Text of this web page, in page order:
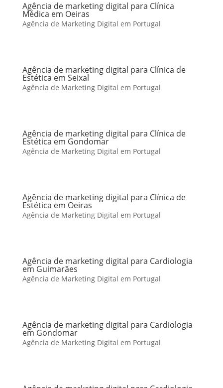
Agência de marketing digital para Clínica
Médica em Oeiras
Agência de Marketing Digital em Portugal
Agência de marketing digital para Clínica de
Estética em Seixal
Agência de Marketing Digital em Portugal
Agência de marketing digital para Clínica de
Estética em Gondomar
Agência de Marketing Digital em Portugal
Agência de marketing digital para Clínica de
Estética em Oeiras
Agência de Marketing Digital em Portugal
Agência de marketing digital para Cardiologia
em Guimarães
Agência de Marketing Digital em Portugal
Agência de marketing digital para Cardiologia
em Gondomar
Agência de Marketing Digital em Portugal